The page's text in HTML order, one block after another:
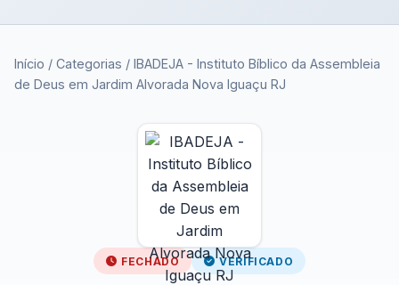
Início / Categorias / IBADEJA - Instituto Bíblico da Assembleia
de Deus em Jardim Alvorada Nova Iguaçu RJ
FECHADO VERIFICADO